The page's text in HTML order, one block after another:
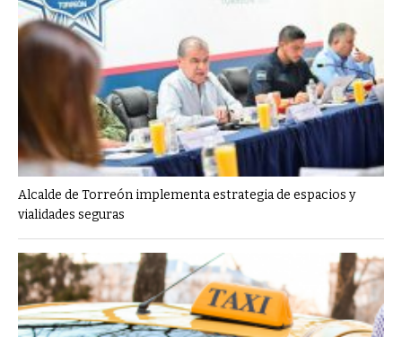
Alcalde de Torreón implementa estrategia de espacios y
vialidades seguras